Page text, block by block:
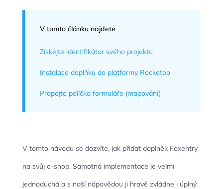
V tomto článku najdete
Získejte identifikátor svého projektu
Instalace doplňku do platformy Rocketoo
Propojte políčka formuláře (mapování)
V tomto návodu se dozvíte, jak přidat doplněk Foxentry
na svůj e-shop. Samotná implementace je velmi
jednoduchá a s naší nápovědou ji hravě zvládne i úplný